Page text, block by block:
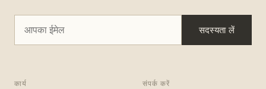
सदस्यता लें
कार्य संपर्क करें